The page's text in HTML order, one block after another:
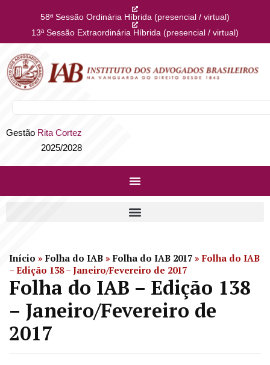
58ª Sessão Ordinária Híbrida (presencial / virtual)
13ª Sessão Extraordinária Híbrida (presencial / virtual)
Gestão Rita Cortez
2025/2028
Início » Folha do IAB » Folha do IAB 2017 » Folha do IAB
– Edição 138 – Janeiro/Fevereiro de 2017
Folha do IAB – Edição 138
– Janeiro/Fevereiro de
2017